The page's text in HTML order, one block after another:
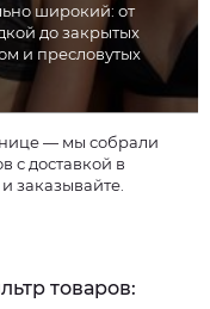
широкий: от
до закрытых
и пресловутых
— мы собрали
с доставкой в
заказывайте.
товаров: